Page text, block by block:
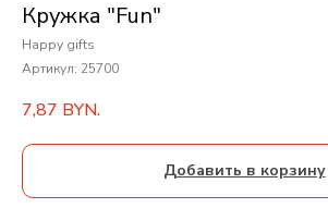
Кружка "Fun"
Happy gifts
Артикул: 25700
7,87 BYN.
Добавить в корзину